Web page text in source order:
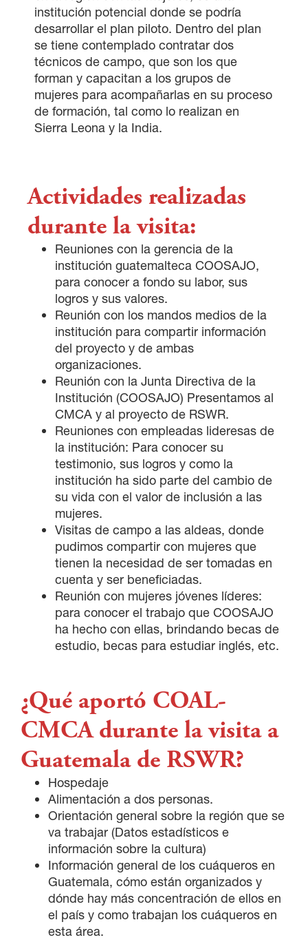
institución potencial donde se podría
desarrollar el plan piloto. Dentro del plan
se tiene contemplado contratar dos
técnicos de campo, que son los que
forman y capacitan a los grupos de
mujeres para acompañarlas en su proceso
de formación, tal como lo realizan en
Sierra Leona y la India.
Actividades realizadas
durante la visita:
Reuniones con la gerencia de la
institución guatemalteca COOSAJO,
para conocer a fondo su labor, sus
logros y sus valores.
Reunión con los mandos medios de la
institución para compartir información
del proyecto y de ambas
organizaciones.
Reunión con la Junta Directiva de la
Institución (COOSAJO) Presentamos al
CMCA y al proyecto de RSWR.
Reuniones con empleadas lideresas de
la institución: Para conocer su
testimonio, sus logros y como la
institución ha sido parte del cambio de
su vida con el valor de inclusión a las
mujeres.
Visitas de campo a las aldeas, donde
pudimos compartir con mujeres que
tienen la necesidad de ser tomadas en
cuenta y ser beneficiadas.
Reunión con mujeres jóvenes líderes:
para conocer el trabajo que COOSAJO
ha hecho con ellas, brindando becas de
estudio, becas para estudiar inglés, etc.
¿Qué aportó COAL-
CMCA durante la visita a
Guatemala de RSWR?
Hospedaje
Alimentación a dos personas.
Orientación general sobre la región que se
va trabajar (Datos estadísticos e
información sobre la cultura)
Información general de los cuáqueros en
Guatemala, cómo están organizados y
dónde hay más concentración de ellos en
el país y como trabajan los cuáqueros en
esta área.